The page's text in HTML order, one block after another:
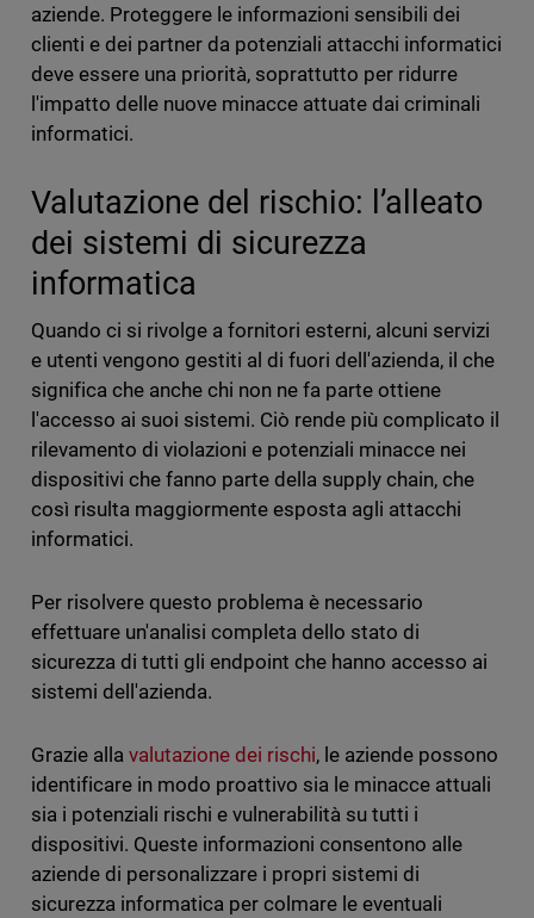
aziende. Proteggere le informazioni sensibili dei
clienti e dei partner da potenziali attacchi informatici
deve essere una priorità, soprattutto per ridurre
l'impatto delle nuove minacce attuate dai criminali
informatici.
Valutazione del rischio: l’alleato
dei sistemi di sicurezza
informatica
Quando ci si rivolge a fornitori esterni, alcuni servizi
e utenti vengono gestiti al di fuori dell'azienda, il che
significa che anche chi non ne fa parte ottiene
l'accesso ai suoi sistemi. Ciò rende più complicato il
rilevamento di violazioni e potenziali minacce nei
dispositivi che fanno parte della supply chain, che
così risulta maggiormente esposta agli attacchi
informatici.
Per risolvere questo problema è necessario
effettuare un'analisi completa dello stato di
sicurezza di tutti gli endpoint che hanno accesso ai
sistemi dell'azienda.
Grazie alla valutazione dei rischi, le aziende possono
identificare in modo proattivo sia le minacce attuali
sia i potenziali rischi e vulnerabilità su tutti i
dispositivi. Queste informazioni consentono alle
aziende di personalizzare i propri sistemi di
sicurezza informatica per colmare le eventuali